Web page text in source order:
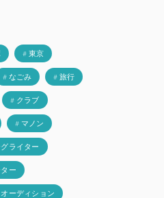
# 東京
# なごみ # 旅行
# クラブ
# マノン
ライター
ー
オーディション